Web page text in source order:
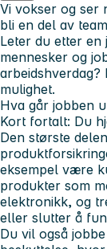
Vi vokser og ser
bli en del av
Leter du etter
mennesker og
mulighet.
Hva går jobben
Kort fortalt: Du
Den største
eksempel være
produkter som
elektronikk, og
eller slutter å
Du vil også